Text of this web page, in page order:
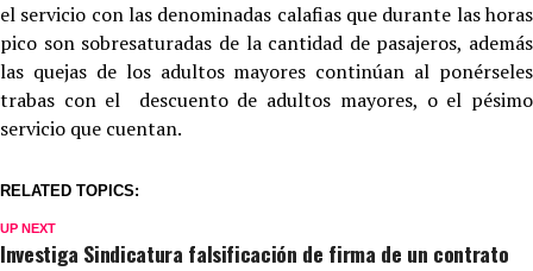
el servicio con las denominadas calafias que durante las horas
pico son sobresaturadas de la cantidad de pasajeros, además
las quejas de los adultos mayores continúan al ponérseles
trabas con el descuento de adultos mayores, o el pésimo
servicio que cuentan.
RELATED TOPICS:
UP NEXT
Investiga Sindicatura falsificación de firma de un contrato